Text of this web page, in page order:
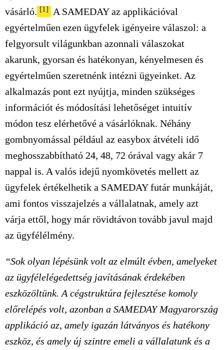
vásárló. [1]
A SAMEDAY az applikációval
egyértelműen ezen ügyfelek igényeire válaszol: a
felgyorsult világunkban azonnali válaszokat
akarunk, gyorsan és hatékonyan, kényelmesen és
egyértelműen szeretnénk intézni ügyeinket. Az
alkalmazás pont ezt nyújtja, minden szükséges
információt és módosítási lehetőséget intuitív
módon tesz elérhetővé a vásárlóknak. Néhány
gombnyomással például az easybox átvételi idő
meghosszabbítható 24, 48, 72 órával vagy akár 7
nappal is. A valós idejű nyomkövetés mellett az
ügyfelek értékelhetik a SAMEDAY futár munkáját,
ami fontos visszajelzés a vállalatnak, amely azt
várja ettől, hogy már rövidtávon tovább javul majd
az ügyfélélmény.
“Sok olyan lépésünk volt az elmúlt évben, amelyeket
az ügyfélelégedettség javításának érdekében
eszközöltünk. A cégstruktúra fejlesztése komoly
előrelépés volt, azonban a SAMEDAY Magyarország
applikáció az, amely igazán látványos és hatékony
eszköz, és amely új szintre emeli a vállalatunk és a